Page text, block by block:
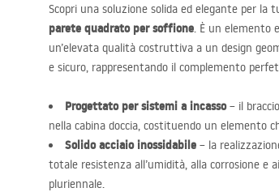
Scopri una soluzione solida ed elegante per la
parete quadrato per soffione. È un elemento
un’elevata qualità costruttiva a un design
e sicuro, rappresentando il complemento
Progettato per sistemi a incasso– il
nella cabina doccia, costituendo un elemento
Solido acciaio inossidabile – la
totale resistenza all’umidità, alla corrosione e
pluriennale.